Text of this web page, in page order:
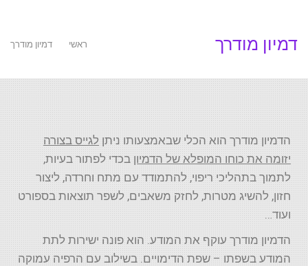
דמיון מודרך ראשי דמיון מודרך
הדמיון מודרך הוא הכלי שבאמצעותו ניתן לגייס בצורה
יזומה את כוחו המופלא של הדמיון בכדי לפתור בעיות,
לתמוך בתהליכי ריפוי, להתמודד עם מתח וחרדה, ליצור
חזון, להשיג מטרות, לחזק משאבים, לשפר תוצאות בספורט
ועוד…
הדמיון מודרך עוקף את המודע. הוא פונה ישירות לתת
המודע בשפתו – שפת הדימויים. בשילוב עם הרפיה עמוקה